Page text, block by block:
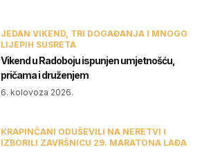
JEDAN VIKEND, TRI DOGAĐANJA I MNOGO
LIJEPIH SUSRETA
Vikend u Radoboju ispunjen umjetnošću,
pričama i druženjem
6. kolovoza 2026.
KRAPINČANI ODUŠEVILI NA NERETVI I
IZBORILI ZAVRŠNICU 29. MARATONA LAĐA